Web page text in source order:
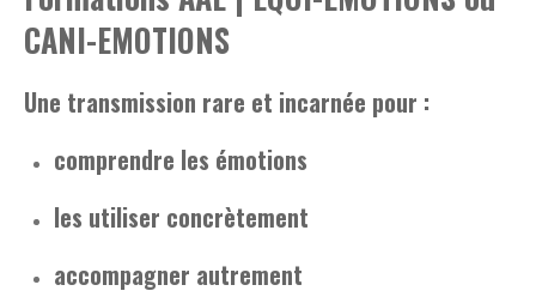
CANI-EMOTIONS
Une transmission rare et incarnée pour :
comprendre les émotions
les utiliser concrètement
accompagner autrement